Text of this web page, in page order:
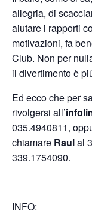
allegria, di
aiutare i rapporti
motivazioni, fa
Club. Non per
il divertimento è
Ed ecco che per
rivolgersi all’
035.4940811,
chiamare Raulal
339.1754090.
INFO: